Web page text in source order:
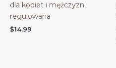
dla kobiet i mężczyzn,
regulowana
$14.99